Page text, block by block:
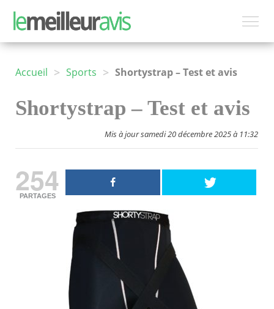
Accueil > Sports > Shortystrap – Test et avis
Shortystrap – Test et avis
Mis à jour samedi 20 décembre 2025 à 11:32
254
PARTAGES